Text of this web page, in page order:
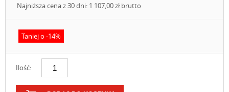
Najniższa cena z 30 dni: 1 107,00 zł brutto
Taniej o -14%
Ilość: